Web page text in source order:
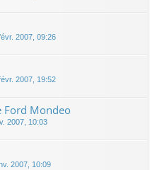
2007, 09:26
2007, 19:52
Ford Mondeo
2007, 10:03
2007, 10:09